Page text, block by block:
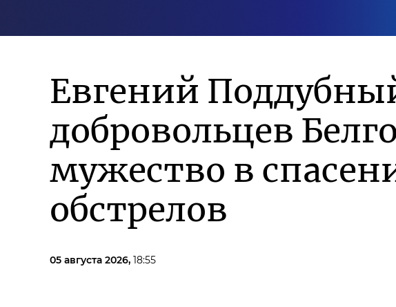
Евгений
добровольцев
мужество в
обстрелов
05 августа 2026, 18:55